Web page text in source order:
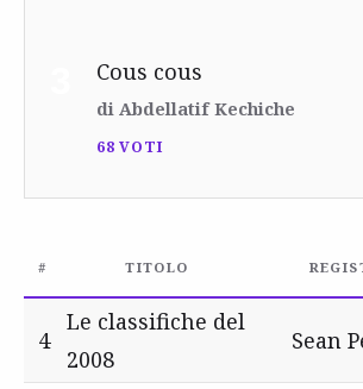
Cous cous
di Abdellatif Kechiche
68 VOTI
# TITOLO
4
Le classifiche del
2008
Sean